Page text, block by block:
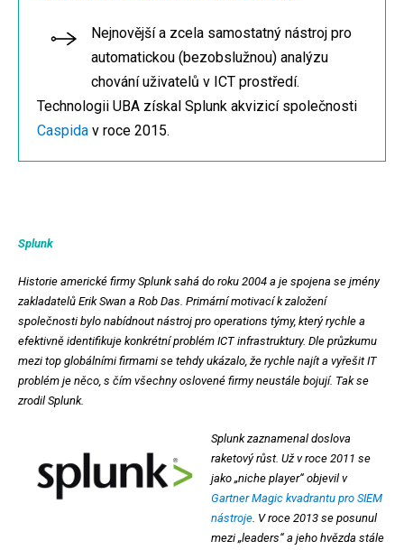
Nejnovější a zcela samostatný nástroj pro
automatickou (bezobslužnou) analýzu
chování uživatelů v ICT prostředí.
Technologii UBA získal Splunk akvizicí společnosti
Caspida v roce 2015.
Splunk
Historie americké firmy Splunk sahá do roku 2004 a je spojena se jmény
zakladatelů Erik Swan a Rob Das. Primární motivací k založení
společnosti bylo nabídnout nástroj pro operations týmy, který rychle a
efektivně identifikuje konkrétní problém ICT infrastruktury. Dle průzkumu
mezi top globálními firmami se tehdy ukázalo, že rychle najít a vyřešit IT
problém je něco, s čím všechny oslovené firmy neustále bojují. Tak se
zrodil Splunk.
Splunk zaznamenal doslova
raketový růst. Už v roce 2011 se
jako „niche player“ objevil v
Gartner Magic kvadrantu pro SIEM
nástroje . V roce 2013 se posunul
mezi „leaders“ a jeho hvězda stále